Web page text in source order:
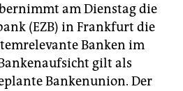
am Dienstag die
(EZB) in Frankfurt die
Banken im
gilt als
Bankenunion. Der